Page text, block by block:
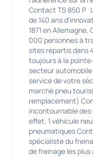
Contact TS 850 P
de 140 ans
1871 en
000 personnes à
sites répartis dans
toujours à la pointe
secteur
service de votre
marché pneu
remplacement)
incontournable
effet, 1 véhicule
pneumatiques
spécialiste du
de freinage les